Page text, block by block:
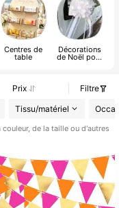
Centres de
table
Décorations
de Noël pour
Prix
Filtre
Tissu/matériel
de la taille ou d'autres